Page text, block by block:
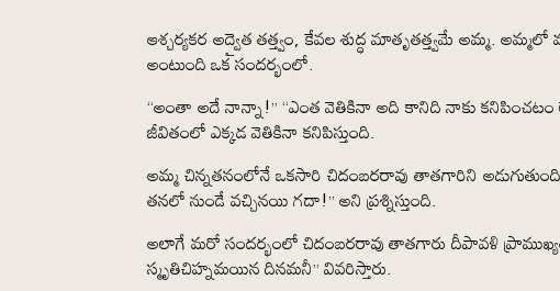
ఆశ్చర్యకర అద్వైత తత్త్వం, కేవల శుద్ధ మాతృతత్త్వమే అమ్మ.
అంటుంది ఒక సందర్భంలో.
“అంతా అదే నాన్నా!” “ఎంత వెతికినా అది కానిది నాకు
జీవితంలో ఎక్కడ వెతికినా కనిపిస్తుంది.
అమ్మ చిన్నతనంలోనే ఒకసారి చిదంబరరావు తాతగారిని అడుగుతుంది.
తనలో నుండే వచ్చినయి గదా!” అని ప్రశ్నిస్తుంది.
అలాగే మరో సందర్భంలో చిదంబరరావు తాతగారు దీపావళి
స్మృతిచిహ్నమయిన దినమనీ” వివరిస్తారు.